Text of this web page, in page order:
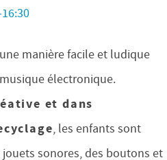
manière facile et ludique
électronique.
et dans
, les enfants sont
sonores, des boutons et